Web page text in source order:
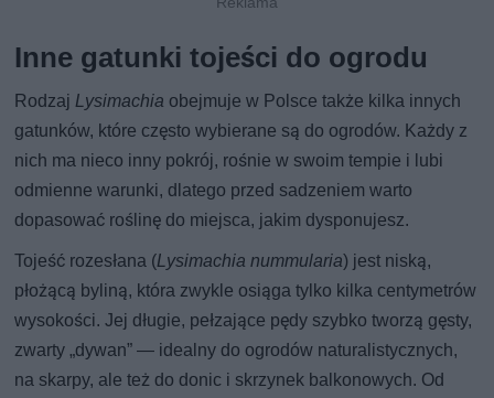
Inne gatunki tojeści do ogrodu
RodzajLysimachia obejmuje w Polsce także kilka innych
gatunków, które często wybierane są do ogrodów. Każdy z
nich ma nieco inny pokrój, rośnie w swoim tempie i lubi
odmienne warunki, dlatego przed sadzeniem warto
dopasować roślinę do miejsca, jakim dysponujesz.
Tojeść rozesłana (Lysimachia nummularia) jest niską,
płożącą byliną, która zwykle osiąga tylko kilka centymetrów
wysokości. Jej długie, pełzające pędy szybko tworzą gęsty,
zwarty „dywan” — idealny do ogrodów naturalistycznych,
na skarpy, ale też do donic i skrzynek balkonowych. Od